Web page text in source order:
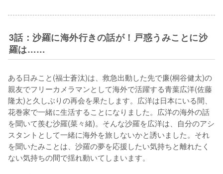
3話：沙羅に海外行きの話が！戸惑うみことに沙
羅は……
ある日みこと(福士蒼汰)は、救急出動した先で廉(桐谷健太)の
親友でフリーカメラマンとして海外で活躍する青葉広洋(佐藤
隆太)と久しぶりの再会を果たします。広洋は日本にいる間、
花巻家で一緒に生活することになりました。広洋の海外の話
を聞いて羨む沙羅(菜々緒)。そんな沙羅を広洋は、自分のアシ
スタントとして一緒に海外を旅しないかと誘いました。それ
を聞いたみことは、沙羅の夢を応援したい気持ちと離れたく
ない気持ちの間で揺れ動いてしまいます。